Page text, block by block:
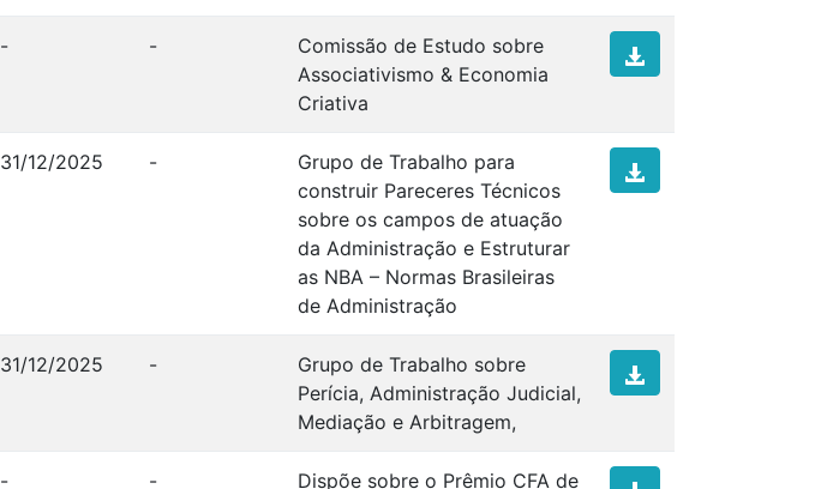
- -
Comissão de Estudo sobre
Associativismo & Economia
Criativa
31/12/2025 -
Grupo de Trabalho para
construir Pareceres Técnicos
sobre os campos de atuação
da Administração e Estruturar
as NBA – Normas Brasileiras
de Administração
31/12/2025 -
Grupo de Trabalho sobre
Perícia, Administração Judicial,
Mediação e Arbitragem,
- -
Dispõe sobre o Prêmio CFA de